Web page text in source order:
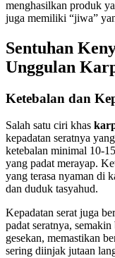
menghasilkan produk
juga memiliki “jiwa”
Sentuhan
Unggulan
Ketebalan dan
Salah satu ciri khas
kepadatan seratnya
ketebalan minimal 10-
yang padat merayap.
yang terasa nyaman di
dan duduk tasyahud.
Kepadatan serat juga
padat seratnya,
gesekan, memastikan
sering diinjak jutaan